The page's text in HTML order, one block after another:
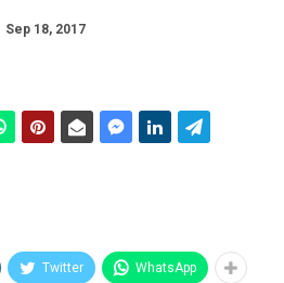
Sep 18, 2017
Twitter WhatsApp